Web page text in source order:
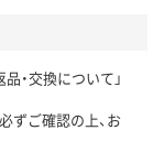
・交換について」
必ずご確認の上、お